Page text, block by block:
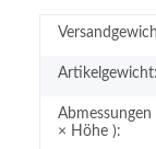
Artikelgewicht:
× Höhe ):